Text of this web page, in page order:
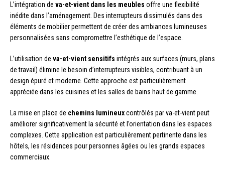
L’intégration de va-et-vient dans les meubles offre une flexibilité
inédite dans l’aménagement. Des interrupteurs dissimulés dans des
éléments de mobilier permettent de créer des ambiances lumineuses
personnalisées sans compromettre l’esthétique de l’espace.
L’utilisation de va-et-vient sensitifs intégrés aux surfaces (murs, plans
de travail) élimine le besoin d’interrupteurs visibles, contribuant à un
design épuré et moderne. Cette approche est particulièrement
appréciée dans les cuisines et les salles de bains haut de gamme.
La mise en place de chemins lumineuxcontrôlés par va-et-vient peut
améliorer significativement la sécurité et l’orientation dans les espaces
complexes. Cette application est particulièrement pertinente dans les
hôtels, les résidences pour personnes âgées ou les grands espaces
commerciaux.